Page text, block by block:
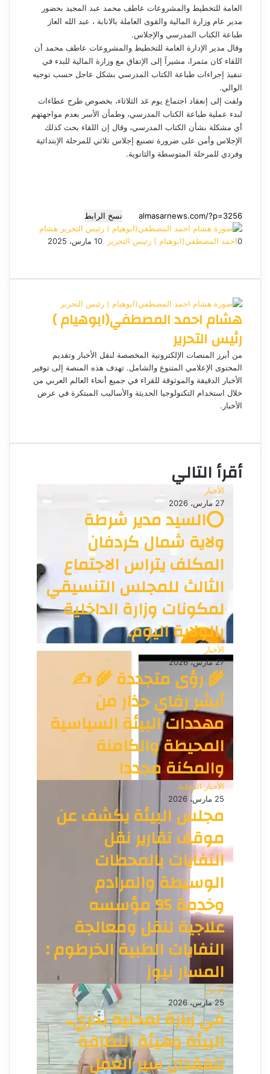
العامة للتخطيط والمشروعات عاطف محمد عبد المجيد بحضور
مدير عام وزارة المالية والقوى العاملة بالانابة ، عبد الله العاز
طباعة الكتاب المدرسي والإجلاس.
وقال مدير الإدارة العامة للتخطيط والمشروعات عاطف محمد أن
اللقاء كان مثمرا، مشيراََ إلى الإتفاق مع وزارة المالية للبدء في
تنفيذ إجراءات طباعة الكتاب المدرسي بشكل عاجل حسب توجيه
الوالي.
ولفت إلى إنعقاد اجتماع يوم غد الثلاثاء، بخصوص طرح عطاءات
لبدء عملية طباعة الكتاب المدرسي، وطمأن الأسر بعدم مواجهتهم
أي مشكلة بشأن الكتاب المدرسي، وقال إن اللقاء بحث كذلك
الإجلاس وأمن على ضرورة تصنيع إجلاس ثلاثي للمرحلة الإبتدائية
وفردي للمرحلة المتوسطة والثانوية.
نسخ الرابط
هشام
احمد المصطفي(ابوهيام ) رئيس التحرير
أ
ل
ر
د
إ
ل
ك
ت
ي
10 مارس، 2025
0
س
و
ك
س
ج
س
ج
ر
ت
ا
ب
ل
ر
ا
هشام احمد المصطفي(ابوهيام )
رئيس التحرير
من أبرز المنصات الإلكترونية المخصصة لنقل الأخبار وتقديم
المحتوى الإعلامي المتنوع والشامل. تهدف هذه المنصة إلى توفير
الأخبار الدقيقة والموثوقة للقراء في جميع أنحاء العالم العربي من
خلال استخدام التكنولوجيا الحديثة والأساليب المبتكرة في عرض
الأخبار.
ق
اأقرأ التالي
الأخبار
27 مارس، 2026
⭕السيد مدير شرطة
ولاية شمال كردفان
المكلف يتراس الاجتماع
الثالث للمجلس التنسيقي
لمكونات وزارة الداخلية
بالولاية اليوم.
الأخبار
27 مارس، 2026
🌾 رؤى متجددة 🌾 ✍️
أبشر رفاي حذار من
مهددات البيئة السياسية
المحيطة والكامنة
والمكنة مجددا
الأخبار المحلية
25 مارس، 2026
مجلس البيئة يكشف عن
موقف تقارير نقل
النفايات بالمحطات
الوسيطة والمرادم
وخدمة 95 مؤسسه
علاجية لنقل ومعالجة
النفايات الطبية الخرطوم :
المسار نيوز
الأخبار
25 مارس، 2026
في زيارة لمحلية بحري..
البيئة وهيئة النظافة
تتفقدان سير العمل